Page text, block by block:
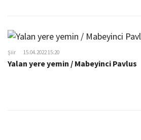
Şiir 15.04.2022 15:20
Yalan yere yemin / Mabeyinci Pavlus